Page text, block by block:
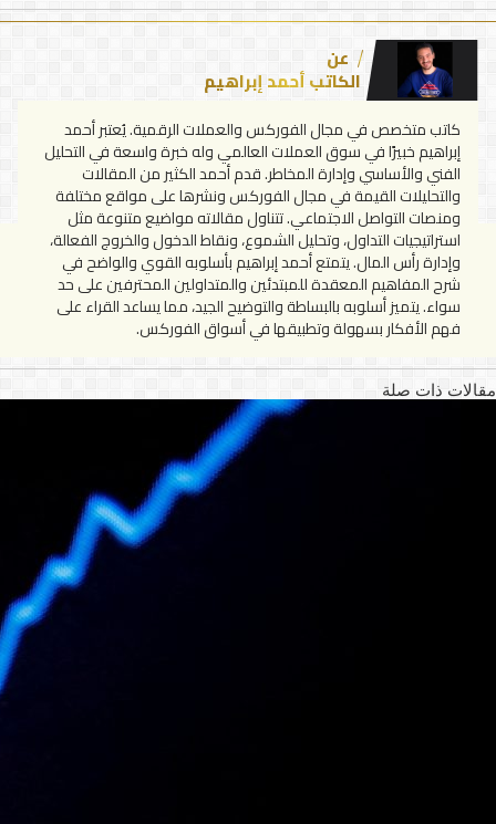
عن
الكاتب أحمد إبراهيم
كاتب متخصص في مجال الفوركس والعملات الرقمية. يُعتبر أحمد
إبراهيم خبيرًا في سوق العملات العالمي وله خبرة واسعة في التحليل
الفني والأساسي وإدارة المخاطر. قدم أحمد الكثير من المقالات
والتحليلات القيمة في مجال الفوركس ونشرها على مواقع مختلفة
ومنصات التواصل الاجتماعي. تتناول مقالاته مواضيع متنوعة مثل
استراتيجيات التداول، وتحليل الشموع، ونقاط الدخول والخروج الفعالة،
وإدارة رأس المال. يتمتع أحمد إبراهيم بأسلوبه القوي والواضح في
شرح المفاهيم المعقدة للمبتدئين والمتداولين المحترفين على حد
سواء. يتميز أسلوبه بالبساطة والتوضيح الجيد، مما يساعد القراء على
فهم الأفكار بسهولة وتطبيقها في أسواق الفوركس.
مقالات ذات صلة